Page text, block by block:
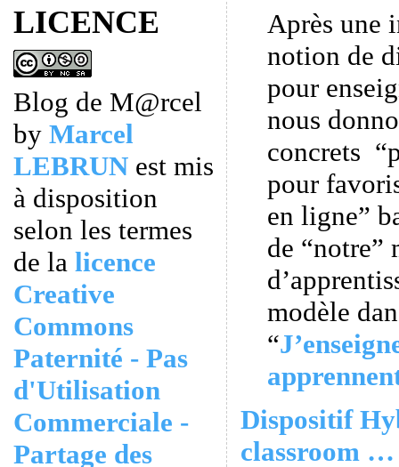
LICENCE
Blog de M@rcel
by Marcel
LEBRUNest mis
à disposition
selon les termes
de la licence
Creative
Commons
Paternité - Pas
d'Utilisation
Commerciale -
Partage des
Après une
notion de
pour
nous
concrets
pour
en ligne”
de “notre”
modèle
“
Dispositif
classroom …